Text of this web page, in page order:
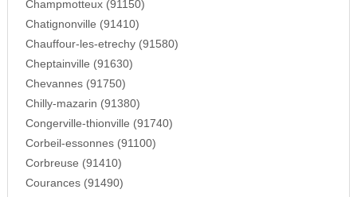
Champmotteux (91150)
Chatignonville (91410)
Chauffour-les-etrechy (91580)
Cheptainville (91630)
Chevannes (91750)
Chilly-mazarin (91380)
Congerville-thionville (91740)
Corbeil-essonnes (91100)
Corbreuse (91410)
Courances (91490)